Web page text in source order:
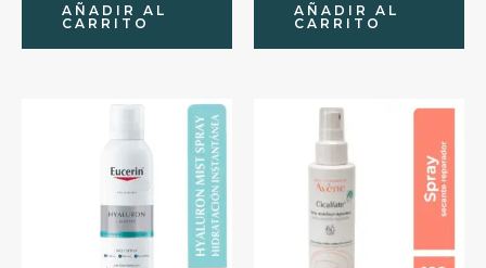
AÑADIR AL
CARRITO
AÑADIR AL
CARRITO